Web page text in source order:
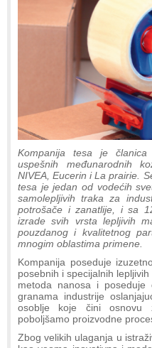
Kompanija tesa je članica
uspešnih međunarodnih
NIVEA, Eucerin i La prairie.
tesa je jedan od vodećih
samolepljivih traka za
potrošače i zanatlije, i sa
izrade svih vrsta lepljivih
pouzdanog i kvalitetnog
mnogim oblastima primene.
Kompanija poseduje
posebnih i specijalnih
metoda nanosa i poseduje
granama industrije
osoblje koje čini
poboljšamo proizvodne
Zbog velikih ulaganja u